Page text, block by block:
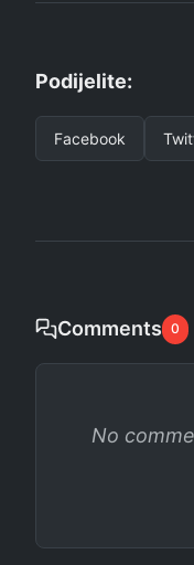
Podijelite:
Facebook
Comments 0
No